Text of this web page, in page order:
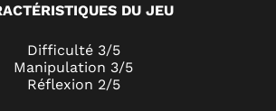
DU JEU
Difficulté 3/5
Manipulation 3/5
Réflexion 2/5